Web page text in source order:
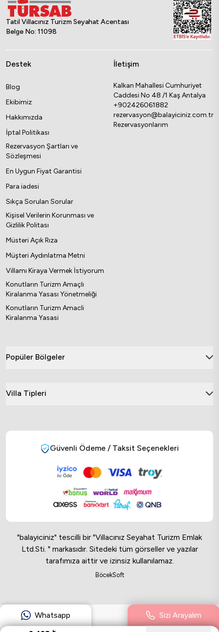
Tatil Villacınız Turizm Seyahat Acentası
Belge No: 11098
Destek
Blog
Ekibimiz
Hakkımızda
İptal Politikası
Rezervasyon Şartları ve
Sözleşmesi
En Uygun Fiyat Garantisi
Para iadesi
Sıkça Sorulan Sorular
Kişisel Verilerin Korunması ve
Gizlilik Politası
Müsteri Açık Rıza
Müşteri Aydınlatma Metni
Villamı Kiraya Vermek İstiyorum
Konutların Turizm Amaçlı
Kiralanma Yasası Yönetmeliği
Konutların Turizm Amacli
Kiralanma Yasasi
İletişim
Kalkan Mahallesi Cumhuriyet
Caddesi No 48 /1 Kaş Antalya
+902426061882
rezervasyon@balayiciniz.com.tr
Rezervasyonlarım
Popüler Bölgeler
Villa Tipleri
Güvenli Ödeme / Taksit Seçenekleri
"balayiciniz" tescilli bir "Villacınız Seyahat Turizm Emlak
Ltd.Sti. " markasıdır. Sitedeki tüm görseller ve yazılar
tarafımıza aittir ve izinsiz kullanılamaz.
BöcekSoft
Whatsapp Sizi Arayalım